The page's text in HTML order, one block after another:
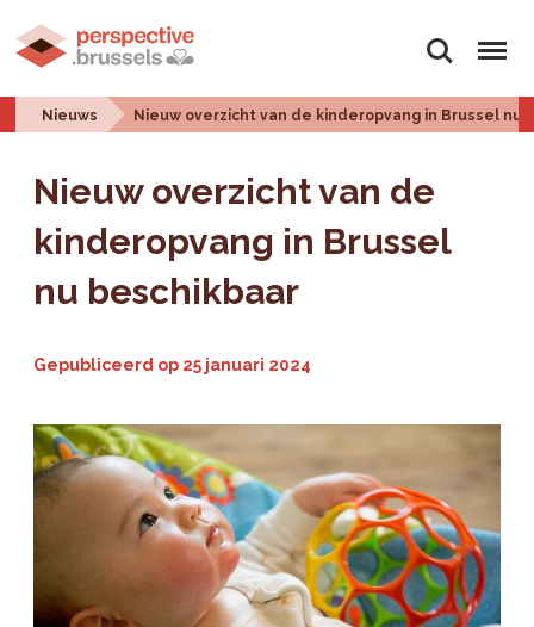
Zoeken Menu
Nieuws Nieuw overzicht van de kinderopvang in Brussel nu
Nieuw overzicht van de
kinderopvang in Brussel
nu beschikbaar
Gepubliceerd op 25 januari 2024